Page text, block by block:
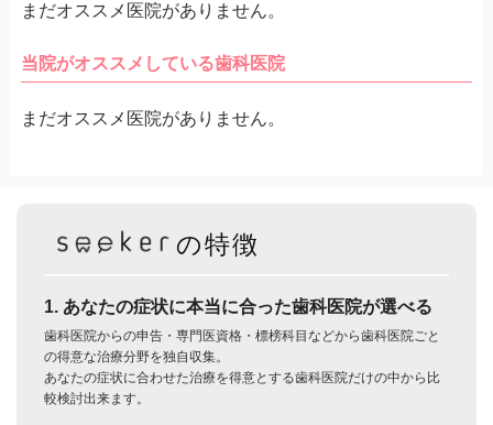
まだオススメ医院がありません。
当院がオススメしている歯科医院
まだオススメ医院がありません。
の特徴
1. あなたの症状に本当に合った歯科医院が選べる
歯科医院からの申告・専門医資格・標榜科目などから歯科医院ごと
の得意な治療分野を独自収集。
あなたの症状に合わせた治療を得意とする歯科医院だけの中から比
較検討出来ます。